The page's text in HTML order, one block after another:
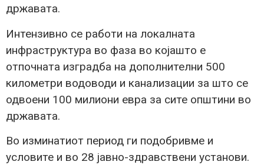
државата.
Интензивно се работи на локалната
инфраструктура во фаза во којашто е
отпочната изградба на дополнителни 500
километри водоводи и канализации за што се
одвоени 100 милиони евра за сите општини во
државата.
Во изминатиот период ги подобривме и
условите и во 28 јавно-здравствени установи.